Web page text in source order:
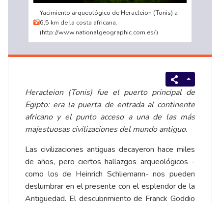
Yacimiento arqueológico de Heracleion (Tonis) a
6,5 km de la costa africana.
(http://www.nationalgeographic.com.es/)
Heracleion (Tonis) fue el puerto principal de
Egipto: era la puerta de entrada al continente
africano y el punto acceso a una de las más
majestuosas civilizaciones del mundo antiguo.
Las civilizaciones antiguas decayeron hace miles
de años, pero ciertos hallazgos arqueológicos -
como los de Heinrich Schliemann- nos pueden
deslumbrar en el presente con el esplendor de la
Antigüedad. El descubrimiento de Franck Goddio